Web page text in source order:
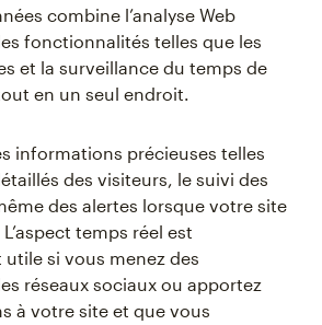
combine l’analyse Web
fonctionnalités telles que les
et la surveillance du temps de
en un seul endroit.
informations précieuses telles
des visiteurs, le suivi des
des alertes lorsque votre site
temps réel est
si vous menez des
réseaux sociaux ou apportez
à votre site et que vous